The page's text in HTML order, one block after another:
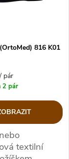
816 K01
pár
2 pár
textilní